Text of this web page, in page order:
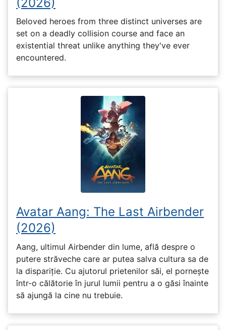
Beloved heroes from three distinct universes are
set on a deadly collision course and face an
existential threat unlike anything they've ever
encountered.
Avatar Aang: The Last Airbender
(2026)
Aang, ultimul Airbender din lume, află despre o
putere străveche care ar putea salva cultura sa de
la dispariție. Cu ajutorul prietenilor săi, el pornește
într-o călătorie în jurul lumii pentru a o găsi înainte
să ajungă la cine nu trebuie.